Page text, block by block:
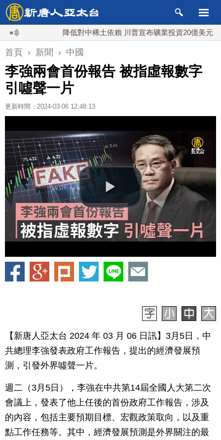
降低對中稀土依賴 川普宣布礦業投資20億美元
首頁 › 新聞 › 中國
李強兩會首份報告 被指虛報數字
引噓聲一片
更新時間：2024-03-06 12:48:13
【新唐人亞太台 2024 年 03 月 06 日訊】3月5日，中
共總理李強發表政府工作報告，提出的經濟發展預
測，引發外界噓聲一片。
週二（3月5日），李強在中共第14屆全國人大第二次
會議上，發表了他上任後的首份政府工作報告，涉及
的內容，包括主要預期目標、宏觀政策取向，以及重
點工作任務等。其中，經濟發展預測是外界關注的最